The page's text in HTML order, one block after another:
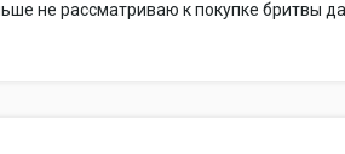
не рассматриваю к покупке бритвы